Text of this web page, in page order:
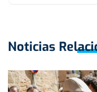
Noticias